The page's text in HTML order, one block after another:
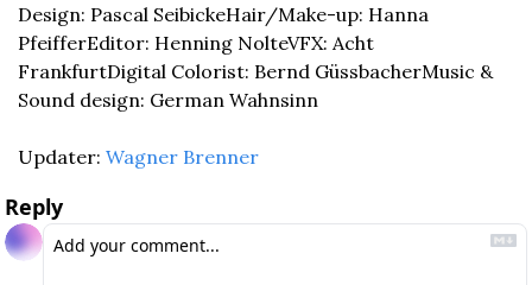
Design: Pascal SeibickeHair/Make-up: Hanna
PfeifferEditor: Henning NolteVFX: Acht
FrankfurtDigital Colorist: Bernd GüssbacherMusic &
Sound design: German Wahnsinn
Updater: Wagner Brenner
Reply